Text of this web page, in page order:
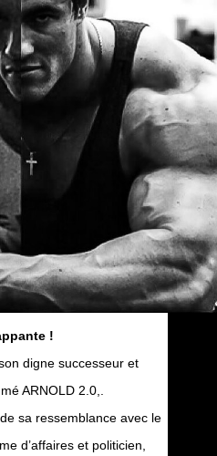
!
digne successeur et
ARNOLD 2.0,.
sa ressemblance avec le
d’affaires et politicien,